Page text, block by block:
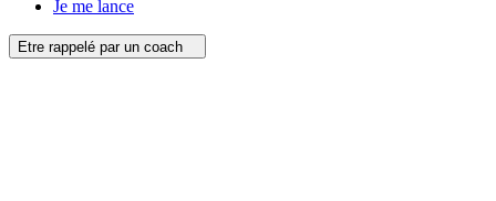
Je me lance
Etre rappelé par un coach